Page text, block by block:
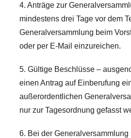
4. Anträge zur
mindestens drei Tage vor dem
Generalversammlung beim
oder per E-Mail einzureichen.
5. Gültige Beschlüsse –
einen Antrag auf Einberufung
außerordentlichen
nur zur Tagesordnung gefasst
6. Bei der